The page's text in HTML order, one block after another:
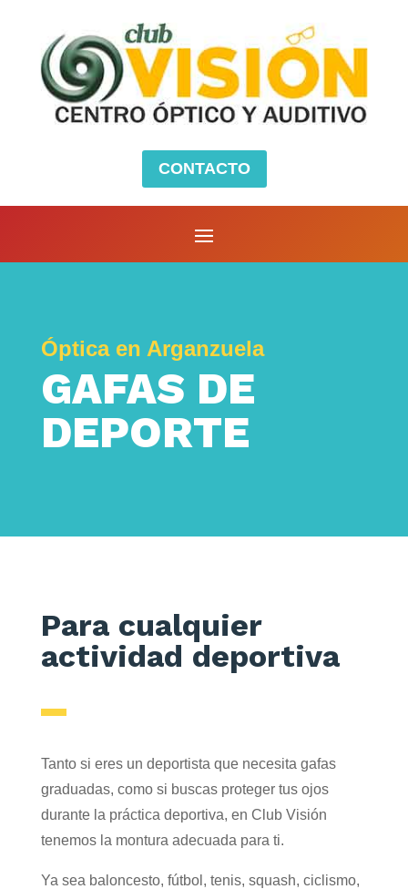
CONTACTO
Óptica en Arganzuela
GAFAS DE
DEPORTE
Para cualquier
actividad deportiva
Tanto si eres un deportista que necesita gafas
graduadas, como si buscas proteger tus ojos
durante la práctica deportiva, en Club Visión
tenemos la montura adecuada para ti.
Ya sea baloncesto, fútbol, tenis, squash, ciclismo,